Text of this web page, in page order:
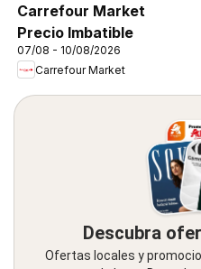
Carrefour Market
Precio Imbatible
07/08 - 10/08/2026
Carrefour Market
Descubra
Ofertas locales y